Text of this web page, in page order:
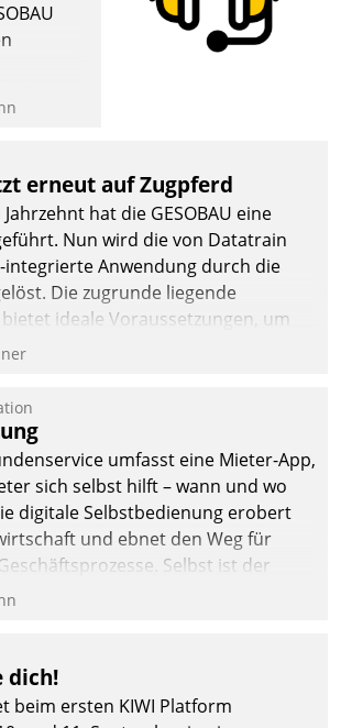
das
und
von
und
erneut auf Zugpferd
hat die GESOBAU eine
Nun wird die von Datatrain
integrierte Anwendung durch die
Die zugrunde liegende
ideale Voraussetzungen, um
der App zu erweitern und weitere
umfasst eine Mieter-App,
sich selbst hilft – wann und wo
digitale Selbstbedienung erobert
und ebnet den Weg für
Selbst ist der
der Serviceanbieter.
dich!
beim ersten KIWI Platform